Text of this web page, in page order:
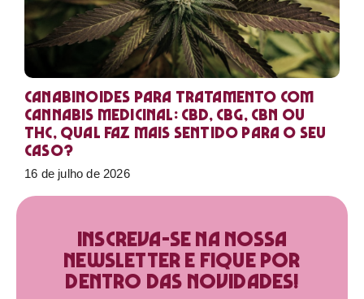
Canabinoides para tratamento com
cannabis medicinal: CBD, CBG, CBN ou
THC, qual faz mais sentido para o seu
caso?
16 de julho de 2026
Inscreva-se na nossa
newsletter e fique por
dentro das novidades!​